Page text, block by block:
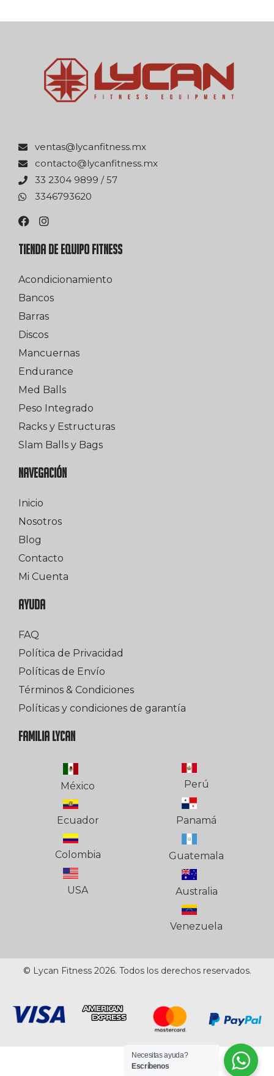
xm.ssentifnacyl@satnev
xm.ssentifnacyl@otcatnoc
75 / 9989 4032 33
0263976433
TIENDA DE EQUIPO FITNESS
Acondicionamiento
Bancos
Barras
Discos
Mancuernas
Endurance
Med Balls
Peso Integrado
Racks y Estructuras
Slam Balls y Bags
NAVEGACIÓN
Inicio
Nosotros
Blog
Contacto
Mi Cuenta
AYUDA
FAQ
Política de Privacidad
Políticas de Envío
Términos & Condiciones
Políticas y condiciones de garantía
FAMILIA LYCAN
México
Ecuador
Colombia
USA
Perú
Panamá
Guatemala
Australia
Venezuela
© Lycan Fitness 2026. Todos los derechos reservados.
Necesitas ayuda?
Escríbenos